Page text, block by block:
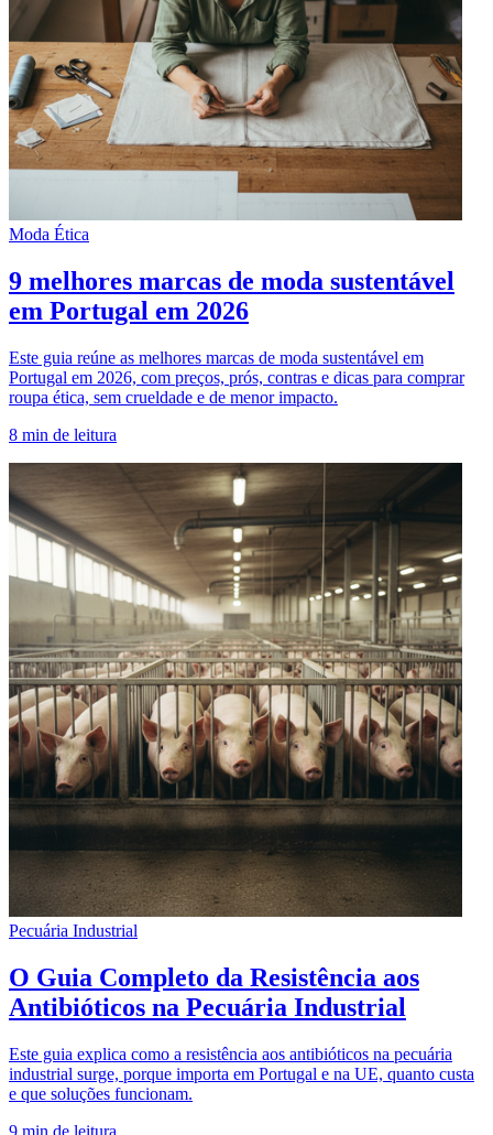
Moda Ética
9 melhores marcas de moda sustentável
em Portugal em 2026
Este guia reúne as melhores marcas de moda sustentável em
Portugal em 2026, com preços, prós, contras e dicas para comprar
roupa ética, sem crueldade e de menor impacto.
8 min de leitura
Pecuária Industrial
O Guia Completo da Resistência aos
Antibióticos na Pecuária Industrial
Este guia explica como a resistência aos antibióticos na pecuária
industrial surge, porque importa em Portugal e na UE, quanto custa
e que soluções funcionam.
9 min de leitura